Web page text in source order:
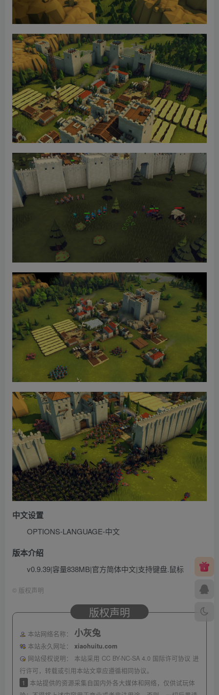
中文设置
OPTIONS-LANGUAGE-中文
版本介绍
v0.9.39|容量838MB|官方简体中文|支持键盘.鼠标
© 版权声明
版权声明
本站网络名称： 小灰兔
本站永久网址：
xiaohuitu.com
网站侵权说明：
本站采用 CC BY-NC-SA 4.0 国际许可协议 进
行许可，转载或引用本站文章应遵循相同协议。
1
本站提供的资源采集自国内外各大媒体和网络，仅供试玩体